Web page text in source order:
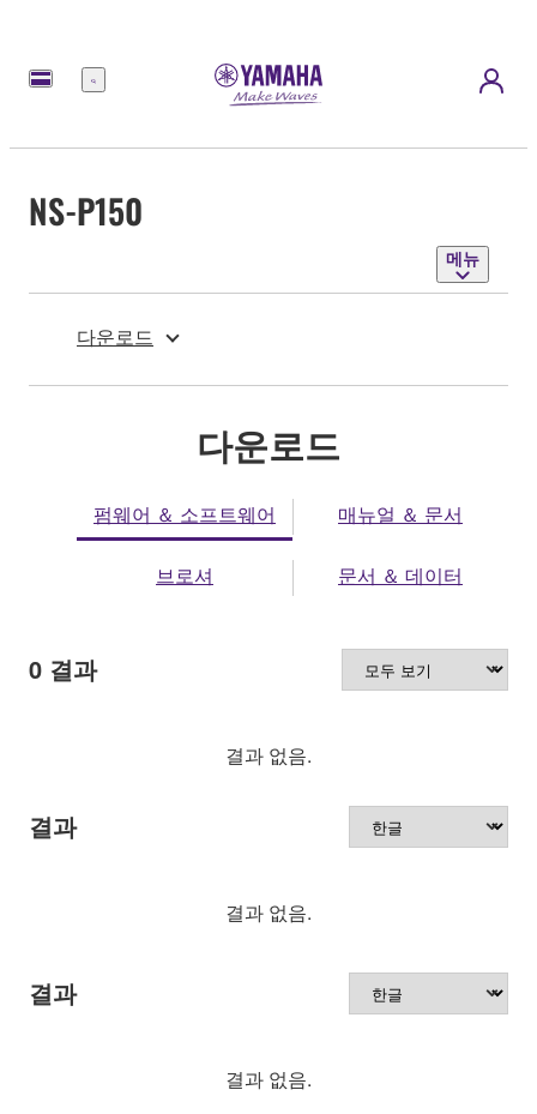
메
NS-P150
메뉴
다운로드
다운로드
펌웨어 ＆ 소프트웨어 매뉴얼 ＆ 문서
브로셔 문서 ＆ 데이터
0 결과
결과 없음.
결과
결과 없음.
결과
결과 없음.